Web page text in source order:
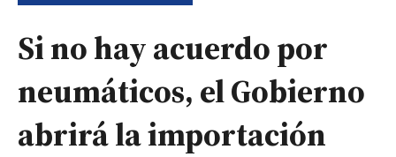
Si no hay acuerdo por
neumáticos, el Gobierno
abrirá la importación